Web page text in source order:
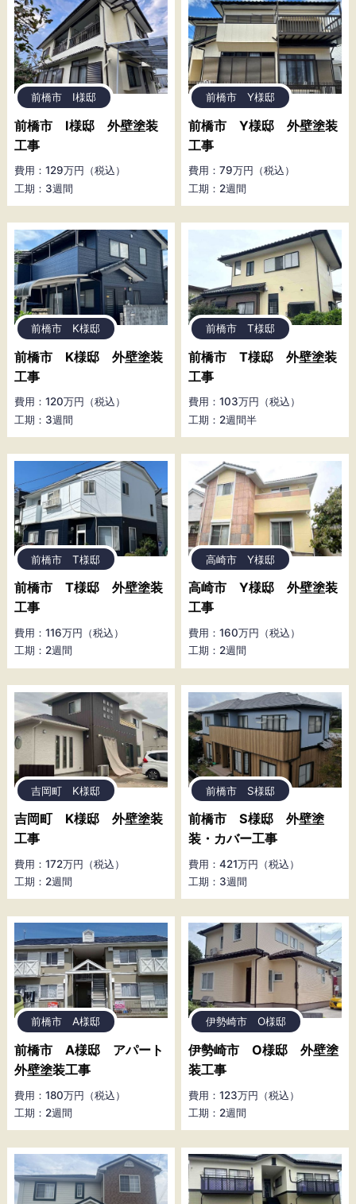
前橋市 I様邸
前橋市 I様邸 外壁塗装
工事
費用：129万円（税込）
工期：3週間
前橋市 Y様邸
前橋市 Y様邸 外壁塗装
工事
費用：79万円（税込）
工期：2週間
前橋市 K様邸
前橋市 K様邸 外壁塗装
工事
費用：120万円（税込）
工期：3週間
前橋市 T様邸
前橋市 T様邸 外壁塗装
工事
費用：103万円（税込）
工期：2週間半
前橋市 T様邸
前橋市 T様邸 外壁塗装
工事
費用：116万円（税込）
工期：2週間
高崎市 Y様邸
高崎市 Y様邸 外壁塗装
工事
費用：160万円（税込）
工期：2週間
吉岡町 K様邸
吉岡町 K様邸 外壁塗装
工事
費用：172万円（税込）
工期：2週間
前橋市 S様邸
前橋市 S様邸 外壁塗
装・カバー工事
費用：421万円（税込）
工期：3週間
前橋市 A様邸
前橋市 A様邸 アパート
外壁塗装工事
費用：180万円（税込）
工期：2週間
伊勢崎市 O様邸
伊勢崎市 O様邸 外壁塗
装工事
費用：123万円（税込）
工期：2週間